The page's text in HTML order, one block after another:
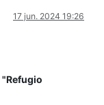
17 jun. 2024 19:26
"Refugio